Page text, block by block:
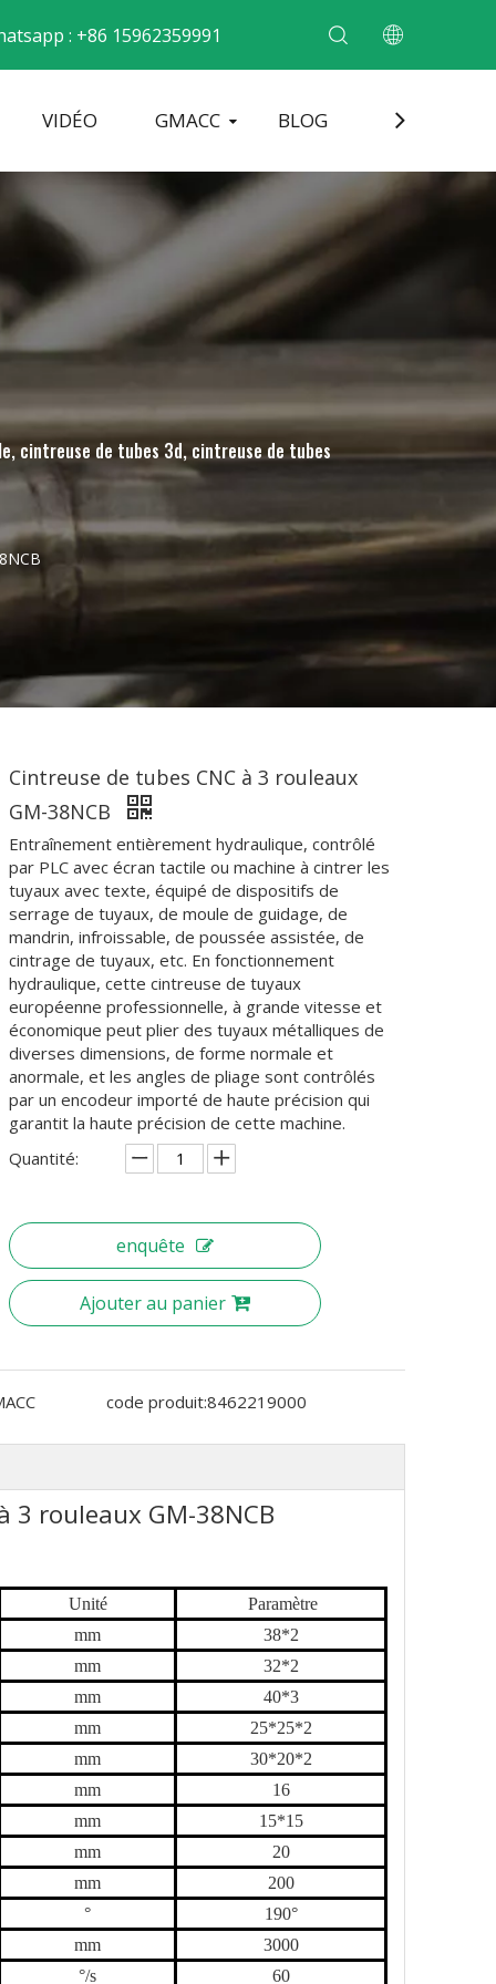
: +86 15962359991
VIDÉO GMACC BLOG CONTACT
cintreuse de tubes 3d, cintreuse de tubes
Cintreuse de tubes CNC à 3 rouleaux
GM-38NCB
Entraînement entièrement hydraulique, contrôlé
par PLC avec écran tactile ou machine à cintrer les
tuyaux avec texte, équipé de dispositifs de
serrage de tuyaux, de moule de guidage, de
mandrin, infroissable, de poussée assistée, de
cintrage de tuyaux, etc. En fonctionnement
hydraulique, cette cintreuse de tuyaux
européenne professionnelle, à grande vitesse et
économique peut plier des tuyaux métalliques de
diverses dimensions, de forme normale et
anormale, et les angles de pliage sont contrôlés
par un encodeur importé de haute précision qui
garantit la haute précision de cette machine.
Quantité:
enquête
Ajouter au panier
code produit:8462219000
3 rouleaux GM-38NCB
Unité
Paramètre
mm 38*2
mm 32*2
mm 40*3
mm 25*25*2
mm 30*20*2
mm
16
mm 15*15
mm
20
mm 200
°
190°
mm 3000
°/s
60